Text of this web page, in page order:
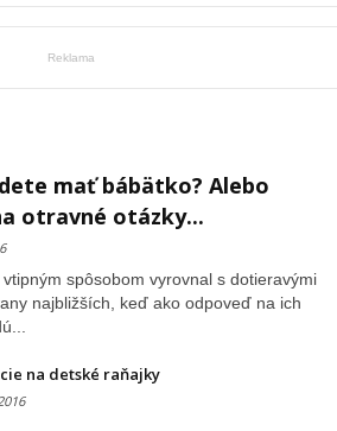
Reklama
mať bábätko? Alebo
otravné otázky...
spôsobom vyrovnal s dotieravými
najbližších, keď ako odpoveď na ich
na detské raňajky